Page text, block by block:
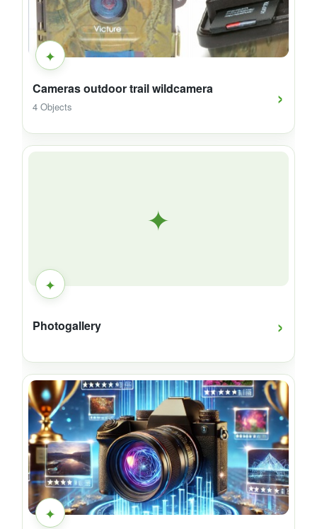
✦
Cameras outdoor trail wildcamera
4 Objects ›
✦
✦
Photogallery ›
✦